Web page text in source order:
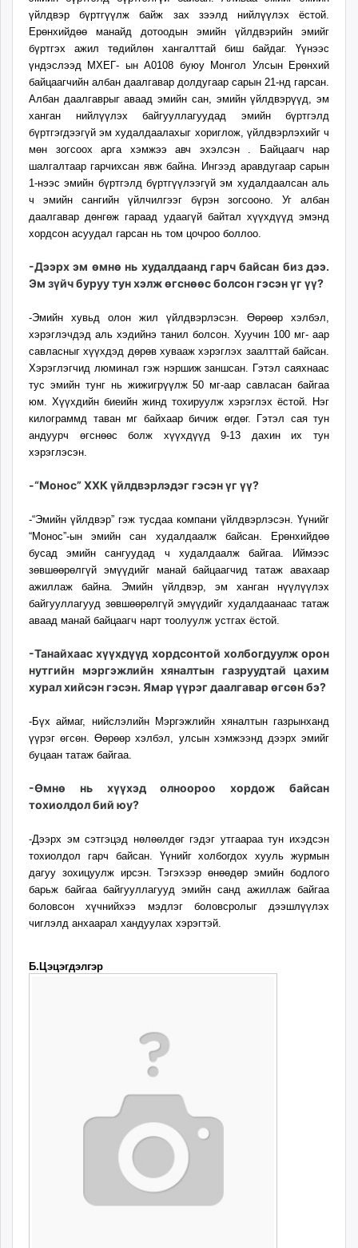
үйлдвэр бүртгүүлж байж зах зээлд нийлүүлэх ёстой.
Ерөнхийдөө манайд дотоодын эмийн үйлдвэрийн эмийг
бүртгэх ажил төдийлөн хангалттай биш байдаг. Үүнээс
үндэслээд МХЕГ- ын А0108 буюу Монгол Улсын Ерөнхий
байцаагчийн албан даалгавар долдугаар сарын 21-нд гарсан.
Албан даалгаврыг аваад эмийн сан, эмийн үйлдвэрүүд, эм
ханган нийлүүлэх байгууллагуудад эмийн бүртгэлд
бүртгэгдээгүй эм худалдаалахыг хориглож, үйлдвэрлэхийг ч
мөн зогсоох арга хэмжээ авч эхэлсэн . Байцаагч нар
шалгалтаар гарчихсан явж байна. Ингээд аравдугаар сарын
1-нээс эмийн бүртгэлд бүртгүүлээгүй эм худалдаалсан аль
ч эмийн сангийн үйлчилгээг бүрэн зогсооно. Уг албан
даалгавар дөнгөж гараад удаагүй байтал хүүхдүүд эмэнд
хордсон асуудал гарсан нь том цочроо боллоо.
-Дээрх эм өмнө нь худалдаанд гарч байсан биз дээ.
Эм зүйч буруу тун хэлж өгснөөс болсон гэсэн үг үү?
-Эмийн хувьд олон жил үйлдвэрлэсэн. Өөрөөр хэлбэл,
хэрэглэчдэд аль хэдийнэ танил болсон. Хуучин 100 мг- аар
савласныг хүүхдэд дөрөв хувааж хэрэглэх заалттай байсан.
Хэрэглэгчид люминал гэж нэршиж заншсан. Гэтэл саяхнаас
тус эмийн тунг нь жижигрүүлж 50 мг-аар савласан байгаа
юм. Хүүхдийн биеийн жинд тохируулж хэрэглэх ёстой. Нэг
килограммд таван мг байхаар бичиж өгдөг. Гэтэл сая тун
андуурч өгснөөс болж хүүхдүүд 9-13 дахин их тун
хэрэглэсэн.
-“Монос” ХХК үйлдвэрлэдэг гэсэн үг үү?
-“Эмийн үйлдвэр” гэж тусдаа компани үйлдвэрлэсэн. Үүнийг
“Монос”-ын эмийн сан худалдаалж байсан. Ерөнхийдөө
бусад эмийн сангуудад ч худалдаалж байгаа. Иймээс
зөвшөөрөлгүй эмүүдийг манай байцаагчид татаж авахаар
ажиллаж байна. Эмийн үйлдвэр, эм ханган нүүлүүлэх
байгууллагууд зөвшөөрөлгүй эмүүдийг худалдаанаас татаж
аваад манай байцаагч нарт тоолуулж устгах ёстой.
-Танайхаас хүүхдүүд хордсонтой холбогдуулж орон
нутгийн мэргэжлийн хяналтын газруудтай цахим
хурал хийсэн гэсэн. Ямар үүрэг даалгавар өгсөн бэ?
-Бүх аймаг, нийслэлийн Мэргэжлийн хяналтын газрынханд
үүрэг өгсөн. Өөрөөр хэлбэл, улсын хэмжээнд дээрх эмийг
буцаан татаж байгаа.
-Өмнө нь хүүхэд олноороо хордож байсан
тохиолдол бий юу?
-Дээрх эм сэтгэцэд нөлөөлдөг гэдэг утгаараа тун ихэдсэн
тохиолдол гарч байсан. Үүнийг холбогдох хууль журмын
дагуу зохицуулж ирсэн. Тэгэхээр өнөөдөр эмийн бодлого
барьж байгаа байгууллагууд эмийн санд ажиллаж байгаа
боловсон хүчнийхээ мэдлэг боловсролыг дээшлүүлэх
чиглэлд анхаарал хандуулах хэрэгтэй.
Б.Цэцэгдэлгэр